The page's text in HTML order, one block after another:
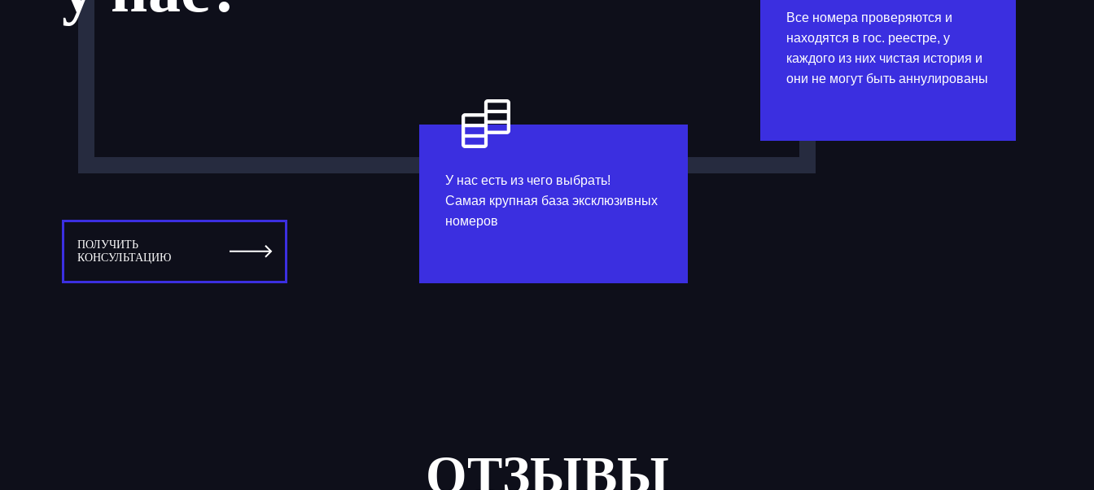
Все номера проверяются и
находятся в гос. реестре, у
каждого из них чистая история и
они не могут быть аннулированы
ПОЛУЧИТЬ
КОНСУЛЬТАЦИЮ
У нас есть из чего выбрать!
Самая крупная база эксклюзивных
номеров
ОТЗЫВЫ